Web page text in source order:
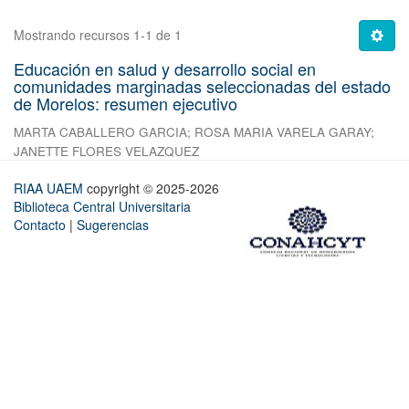
Mostrando recursos 1-1 de 1
Educación en salud y desarrollo social en
comunidades marginadas seleccionadas del estado
de Morelos: resumen ejecutivo
MARTA CABALLERO GARCIA; ROSA MARIA VARELA GARAY;
JANETTE FLORES VELAZQUEZ
RIAA UAEM copyright © 2025-2026
Biblioteca Central Universitaria
Contacto | Sugerencias